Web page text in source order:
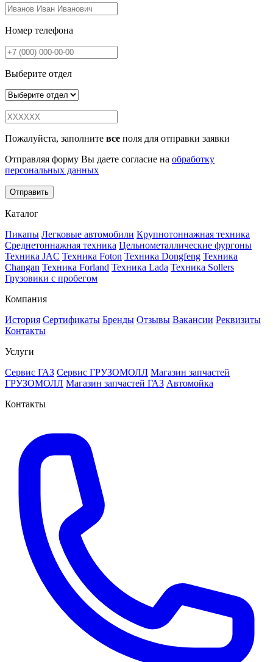
Номер телефона
Выберите отдел
Пожалуйста, заполните все поля для отправки заявки
Отправляя форму Вы даете согласие на обработку
персональных данных
Отправить
Каталог
Пикапы Легковые автомобили Крупнотоннажная техника
Среднетоннажная техника Цельнометаллические фургоны
Техника JAC Техника Foton Техника Dongfeng Техника
Changan Техника Forland Техника Lada Техника Sollers
Грузовики с пробегом
Компания
История Сертификаты Бренды Отзывы Вакансии Реквизиты
Контакты
Услуги
Сервис ГАЗ Сервис ГРУЗОМОЛЛ Магазин запчастей
ГРУЗОМОЛЛ Магазин запчастей ГАЗ Автомойка
Контакты